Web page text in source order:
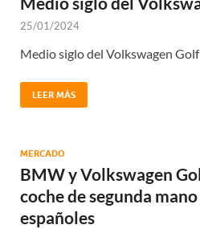
25/01/2024
Medio siglo del Volkswagen Golf
LEER MÁS
MERCADO
BMW y Volkswagen
coche de segunda
españoles